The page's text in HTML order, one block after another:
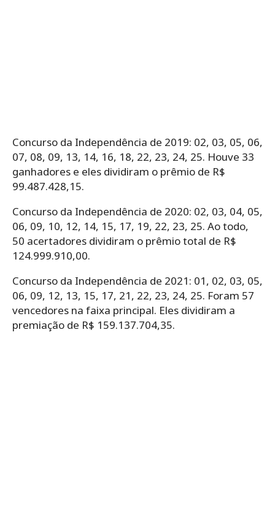
Concurso da Independência de 2019: 02, 03, 05, 06,
07, 08, 09, 13, 14, 16, 18, 22, 23, 24, 25. Houve 33
ganhadores e eles dividiram o prêmio de R$
99.487.428,15.
Concurso da Independência de 2020: 02, 03, 04, 05,
06, 09, 10, 12, 14, 15, 17, 19, 22, 23, 25. Ao todo,
50 acertadores dividiram o prêmio total de R$
124.999.910,00.
Concurso da Independência de 2021: 01, 02, 03, 05,
06, 09, 12, 13, 15, 17, 21, 22, 23, 24, 25. Foram 57
vencedores na faixa principal. Eles dividiram a
premiação de R$ 159.137.704,35.